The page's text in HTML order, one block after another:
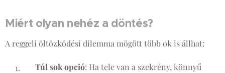
Miért olyan nehéz a döntés?
A reggeli öltözködési dilemma mögött több ok is állhat:
Túl sok opció: Ha tele van a szekrény, könnyű